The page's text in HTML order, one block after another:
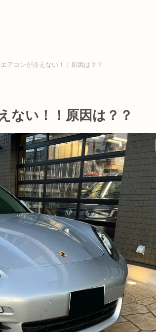
アコンが冷えない！！原因は？？
ない！！原因は？？